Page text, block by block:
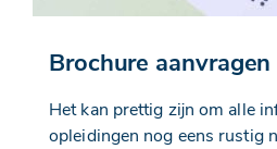
Brochure aanvragen
Het kan prettig zijn om alle
opleidingen nog eens rustig